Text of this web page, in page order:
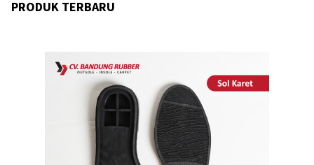
PRODUK TERBARU